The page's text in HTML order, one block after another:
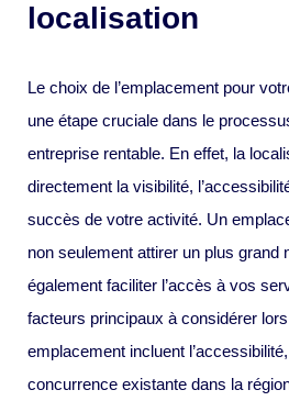
localisation
Le choix de l’emplacement pour
une étape cruciale dans le
entreprise rentable. En effet, la
directement la visibilité,
succès de votre activité. Un
non seulement attirer un plus grand
également faciliter l’accès à vos
facteurs principaux à considérer
emplacement incluent
concurrence existante dans la